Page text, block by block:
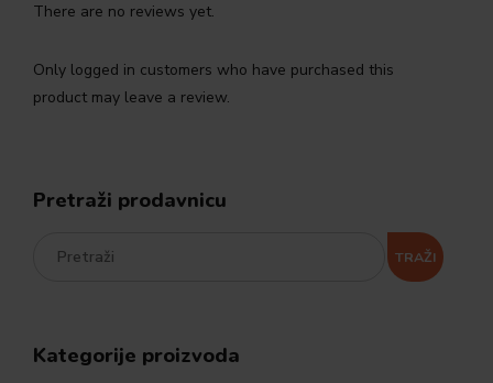
There are no reviews yet.
Only logged in customers who have purchased this
product may leave a review.
Pretraži prodavnicu
TRAŽI
Kategorije proizvoda